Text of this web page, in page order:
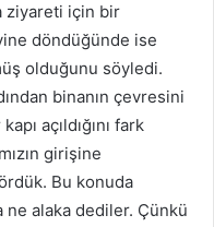
ziyareti için bir
döndüğünde ise
olduğunu söyledi.
binanın çevresini
açıldığını fark
girişine
Bu konuda
ne alaka dediler. Çünkü